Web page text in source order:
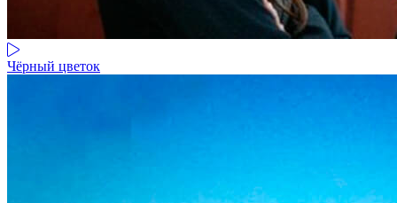
Чёрный цветок